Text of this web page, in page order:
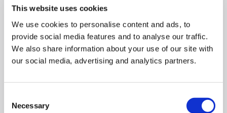
This website uses cookies
We use cookies to personalise content and ads, to
provide social media features and to analyse our traffic.
We also share information about your use of our site with
our social media, advertising and analytics partners.
Selection
Necessary
Harrow est client d'Esri UK depuis plus de 15 ans et
utilise le système GIS d'Esri dans plusieurs services.
« C'est le premier exemple d'intégration Cyclomedia
et GIS Esri au Royaume-Uni. Nous avons hâte
d'accompagner Harrow dans les mois à venir pour
déclare Paul Clarke, Head of Government chez Esri